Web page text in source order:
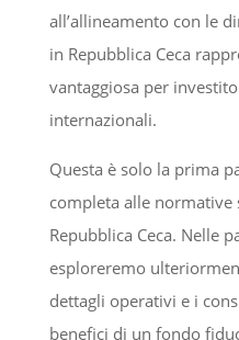
all’allineamento con le
in Repubblica Ceca
vantaggiosa per
internazionali.
Questa è solo la prima
completa alle
Repubblica Ceca. Nelle
esploreremo
dettagli operativi e i
benefici di un fondo